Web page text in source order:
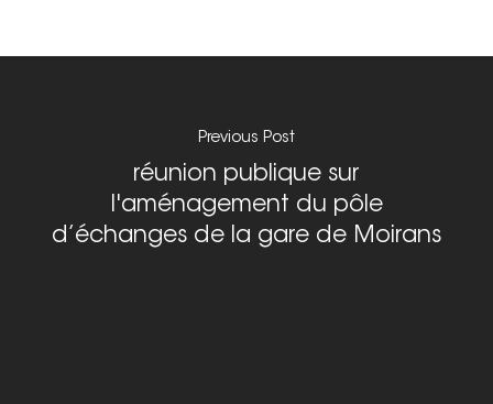
Previous Post
réunion publique sur
l'aménagement du pôle
d’échanges de la gare de Moirans
Nous signaler un
– TC
Nous signaler un